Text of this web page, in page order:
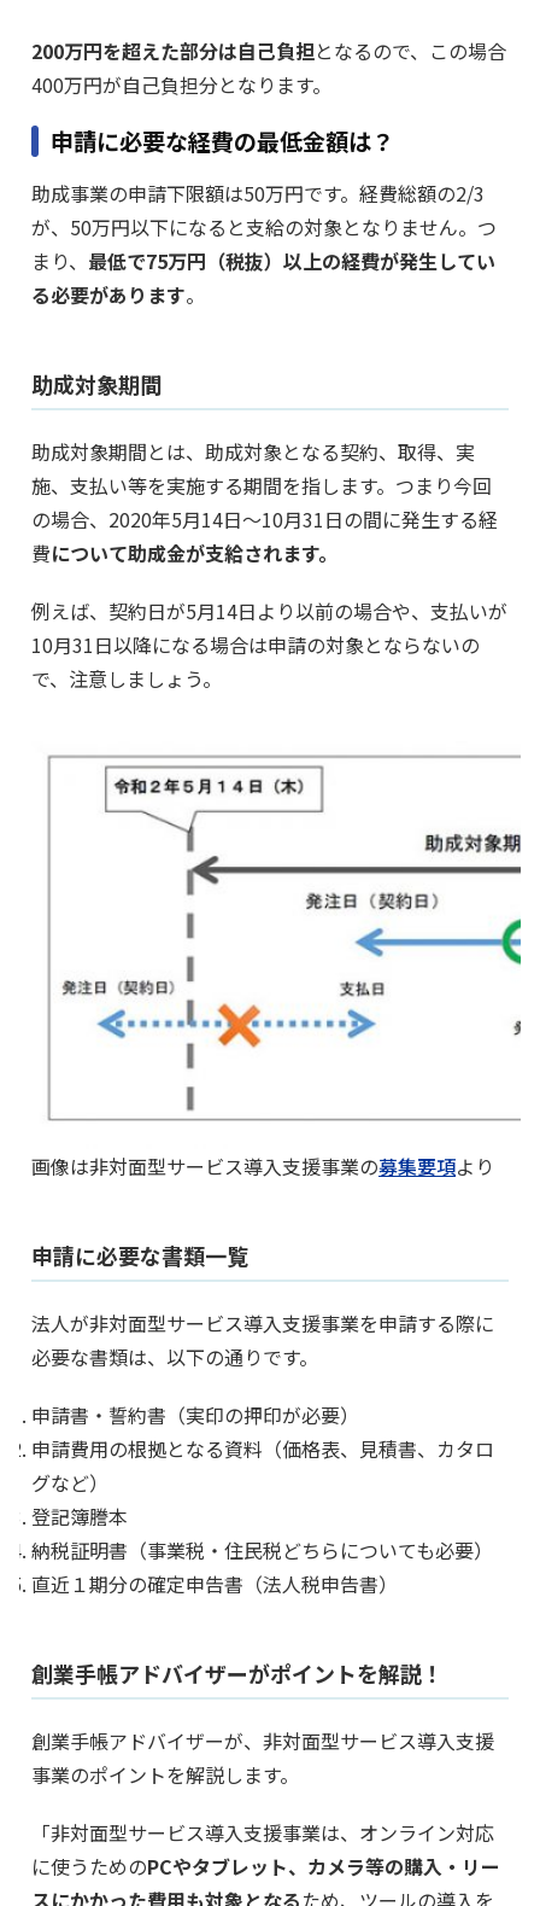
200万円を超えた部分は自己負担となるので、この場合
400万円が自己負担分となります。
申請に必要な経費の最低金額は？
助成事業の申請下限額は50万円です。経費総額の2/3
が、50万円以下になると支給の対象となりません。つ
まり、 最低で75万円（税抜）以上の経費が発生してい
る必要があります。
助成対象期間
助成対象期間とは、助成対象となる契約、取得、実
施、支払い等を実施する期間を指します。つまり今回
の場合、2020年5月14日～10月31日の間に発生する経
費について助成金が支給されます。
例えば、契約日が5月14日より以前の場合や、支払いが
10月31日以降になる場合は申請の対象とならないの
で、注意しましょう。
画像は非対面型サービス導入支援事業の募集要項より
申請に必要な書類一覧
法人が非対面型サービス導入支援事業を申請する際に
必要な書類は、以下の通りです。
申請書・誓約書（実印の押印が必要）
申請費用の根拠となる資料（価格表、見積書、カタロ
グなど）
登記簿謄本
納税証明書（事業税・住民税どちらについても必要）
直近１期分の確定申告書（法人税申告書）
創業手帳アドバイザーがポイントを解説！
創業手帳アドバイザーが、非対面型サービス導入支援
事業のポイントを解説します。
「非対面型サービス導入支援事業は、オンライン対応
に使うためのPCやタブレット、カメラ等の購入・リー
スにかかった費用も対象となるため、ツールの導入を